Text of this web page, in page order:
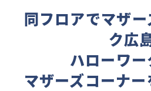
同フロアでマザ
ク広
ハローワー
マザーズコーナ